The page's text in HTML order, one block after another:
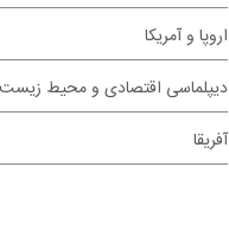
اروپا و آمریکا
دیپلماسی اقتصادی و محیط زیست
آفریقا